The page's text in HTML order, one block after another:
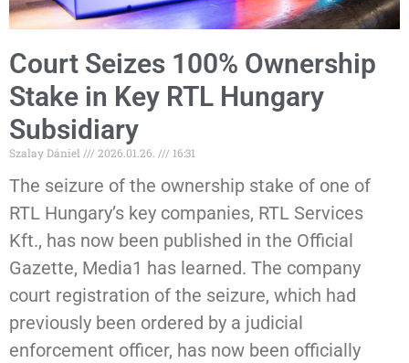
Court Seizes 100% Ownership
Stake in Key RTL Hungary
Subsidiary
Szalay Dániel 2026.01.26. 16:31
The seizure of the ownership stake of one of
RTL Hungary’s key companies, RTL Services
Kft., has now been published in the Official
Gazette, Media1 has learned. The company
court registration of the seizure, which had
previously been ordered by a judicial
enforcement officer, has now been officially